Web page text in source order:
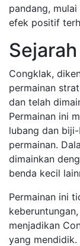
pandang,
efek positif
Congklak,
permainan
dan telah
Permainan ini
lubang dan
permainan.
dimainkan
benda kecil
Permainan ini
menjadikan
yang mendidik.